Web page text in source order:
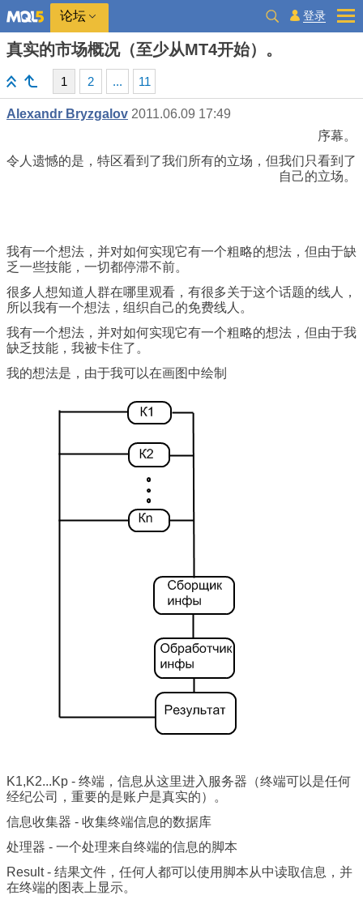
论坛 登录
真实的市场概况（至少从MT4开始）。
1 2 ... 11
Alexandr Bryzgalov 2011.06.09 17:49
序幕。
令人遗憾的是，特区看到了我们所有的立场，但我们只看到了
自己的立场。
我有一个想法，并对如何实现它有一个粗略的想法，但由于缺
乏一些技能，一切都停滞不前。
很多人想知道人群在哪里观看，有很多关于这个话题的线人，
所以我有一个想法，组织自己的免费线人。
我有一个想法，并对如何实现它有一个粗略的想法，但由于我
缺乏技能，我被卡住了。
我的想法是，由于我可以在画图中绘制
K1,K2...Kp - 终端，信息从这里进入服务器（终端可以是任何
经纪公司，重要的是账户是真实的）。
信息收集器 - 收集终端信息的数据库
处理器 - 一个处理来自终端的信息的脚本
Result - 结果文件，任何人都可以使用脚本从中读取信息，并
在终端的图表上显示。